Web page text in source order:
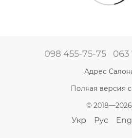
098 455-75-75 063
Адрес
Полная версия
© 2018—2026
Укр Рус Eng